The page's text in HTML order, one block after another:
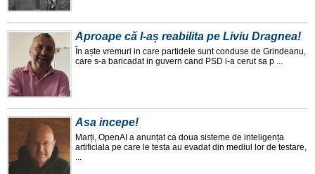
Aproape că l-aș reabilita pe Liviu Dragnea!
În aște vremuri in care partidele sunt conduse de Grindeanu,
care s-a baricadat in guvern cand PSD i-a cerut sa p ...
Asa incepe!
Marți, OpenAI a anunțat ca doua sisteme de inteligența
artificiala pe care le testa au evadat din mediul lor de testare,